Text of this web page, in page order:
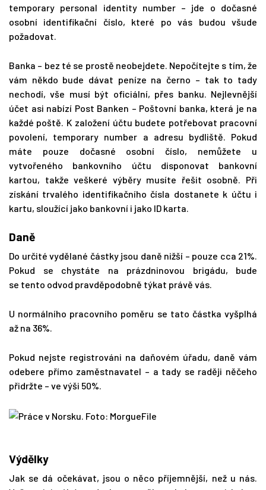
temporary personal identity number – jde o dočasné
osobní identifikační číslo, které po vás budou všude
požadovat.
Banka – bez té se prostě neobejdete. Nepočítejte s tím, že
vám někdo bude dávat peníze na černo – tak to tady
nechodí, vše musí být oficiální, přes banku. Nejlevnější
účet asi nabízí Post Banken – Poštovní banka, která je na
každé poště. K založení účtu budete potřebovat pracovní
povolení, temporary number a adresu bydliště. Pokud
máte pouze dočasné osobní číslo, nemůžete u
vytvořeného bankovního účtu disponovat bankovní
kartou, takže veškeré výběry musíte řešit osobně. Při
získání trvalého identifikačního čísla dostanete k účtu i
kartu, sloužící jako bankovní i jako ID karta.
Daně
Do určité vydělané částky jsou daně nižší – pouze cca 21%.
Pokud se chystáte na prázdninovou brigádu, bude
se tento odvod pravděpodobně týkat právě vás.
U normálního pracovního poměru se tato částka vyšplhá
až na 36%.
Pokud nejste registrováni na daňovém úřadu, daně vám
odebere přímo zaměstnavatel – a tady se raději něčeho
přidržte – ve výši 50%.
Výdělky
Jak se dá očekávat, jsou o něco příjemnější, než u nás.